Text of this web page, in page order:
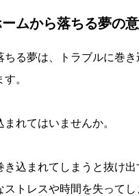
ムから落ちる夢の
ちる夢は、トラブルに巻き
。
まれてはいませんか。
き込まれてしまうと抜け出
ストレスや時間を失って